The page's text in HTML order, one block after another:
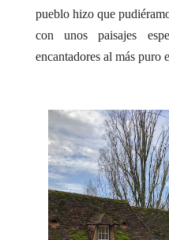
pueblo hizo que
con unos paisajes
encantadores al más puro